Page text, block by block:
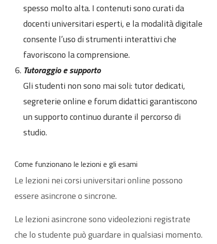
spesso molto alta. I contenuti sono curati da
docenti universitari esperti, e la modalità digitale
consente l’uso di strumenti interattivi che
favoriscono la comprensione.
Tutoraggio e supporto
Gli studenti non sono mai soli: tutor dedicati,
segreterie online e forum didattici garantiscono
un supporto continuo durante il percorso di
studio.
Come funzionano le lezioni e gli esami
Le lezioni nei corsi universitari online possono
essere asincrone o sincrone.
Le lezioni asincrone sono videolezioni registrate
che lo studente può guardare in qualsiasi momento.